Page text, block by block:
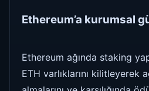
Ethereum’a kurumsal
Ethereum ağında staking
ETH varlıklarını kilitleyerek